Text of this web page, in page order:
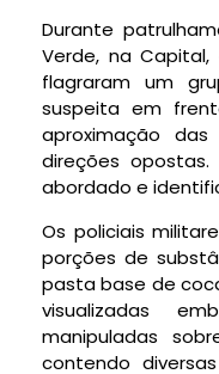
Durante
Verde, na Capital,
flagraram um
suspeita em
aproximação
direções
abordado e
Os policiais
porções de
pasta base de
visualizadas
manipuladas
contendo